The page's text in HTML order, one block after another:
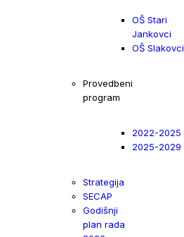
OŠ Stari
Jankovci
OŠ Slakovci
Provedbeni
program
2022-2025
2025-2029
Strategija
SECAP
Godišnji
plan rada